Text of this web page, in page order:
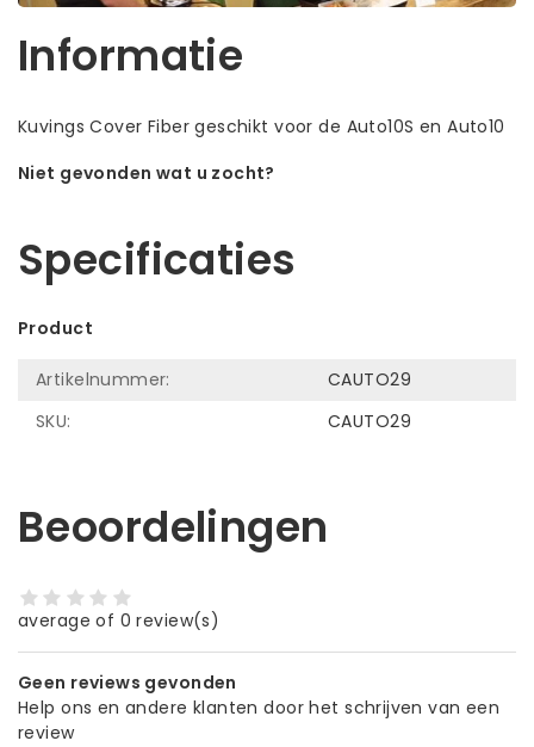
Informatie
Kuvings Cover Fiber geschikt voor de Auto10S en Auto10
Niet gevonden wat u zocht?
Specificaties
Product
Artikelnummer:
CAUTO29
SKU:
CAUTO29
Beoordelingen
average of 0 review(s)
Geen reviews gevonden
Help ons en andere klanten door het schrijven van een
review